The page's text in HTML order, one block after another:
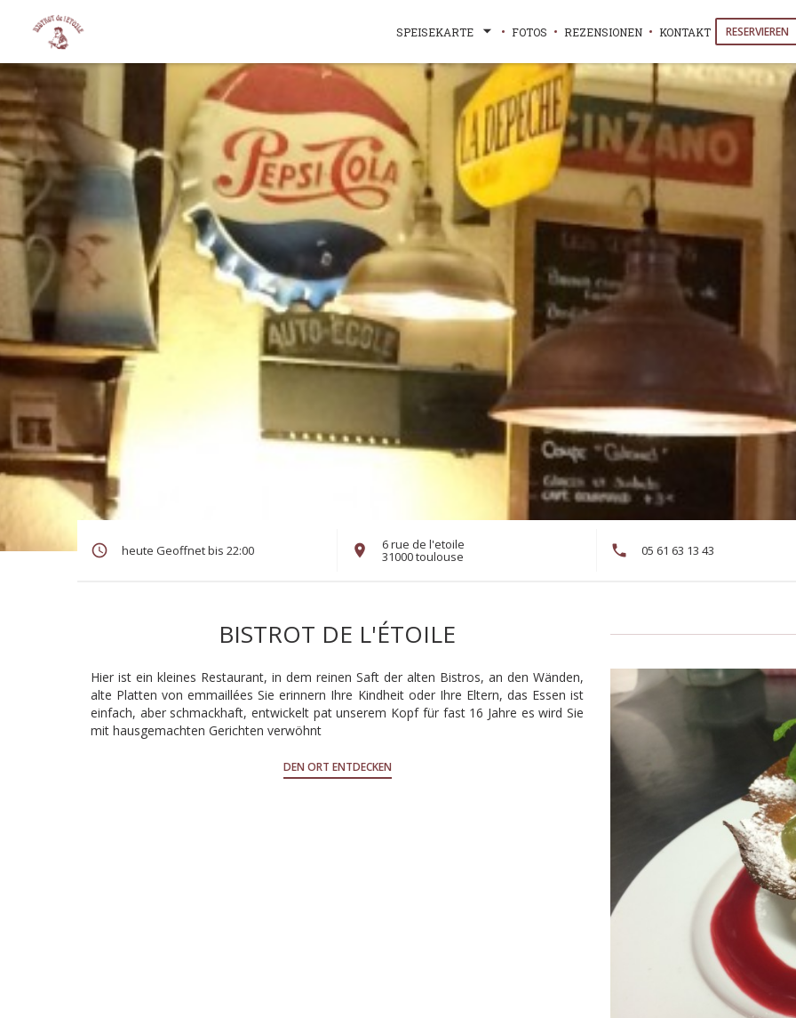
SPEISEKARTE FOTOS REZENSIONEN KONTAKT RESERVIEREN
heute Geoffnet bis 22:00 6 rue de l'etoile
31000 toulouse((öffnet ein neues Fenster)) 05 61 63 13 43
BISTROT DE L'ÉTOILE
Hier ist ein kleines Restaurant, in dem reinen Saft der alten Bistros, an den Wänden,
alte Platten von emmaillées Sie erinnern Ihre Kindheit oder Ihre Eltern, das Essen ist
einfach, aber schmackhaft, entwickelt pat unserem Kopf für fast 16 Jahre es wird Sie
mit hausgemachten Gerichten verwöhnt
DEN ORT ENTDECKEN